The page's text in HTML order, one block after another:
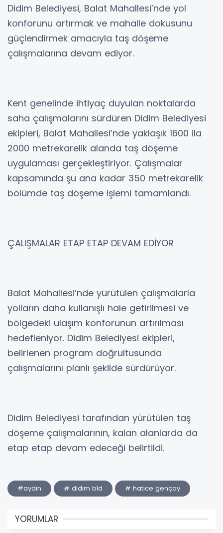
Didim Belediyesi, Balat Mahallesi’nde yol
konforunu artırmak ve mahalle dokusunu
güçlendirmek amacıyla taş döşeme
çalışmalarına devam ediyor.
Kent genelinde ihtiyaç duyulan noktalarda
saha çalışmalarını sürdüren Didim Belediyesi
ekipleri, Balat Mahallesi’nde yaklaşık 1600 ila
2000 metrekarelik alanda taş döşeme
uygulaması gerçekleştiriyor. Çalışmalar
kapsamında şu ana kadar 350 metrekarelik
bölümde taş döşeme işlemi tamamlandı.
ÇALIŞMALAR ETAP ETAP DEVAM EDİYOR
Balat Mahallesi’nde yürütülen çalışmalarla
yolların daha kullanışlı hale getirilmesi ve
bölgedeki ulaşım konforunun artırılması
hedefleniyor. Didim Belediyesi ekipleri,
belirlenen program doğrultusunda
çalışmalarını planlı şekilde sürdürüyor.
Didim Belediyesi tarafından yürütülen taş
döşeme çalışmalarının, kalan alanlarda da
etap etap devam edeceği belirtildi.
#aydın # didim bld # hatice gençay
YORUMLAR